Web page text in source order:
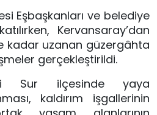
Eşbaşkanları ve belediye
Kervansaray’dan
kadar uzanan güzergâhta
gerçekleştirildi.
Sur ilçesinde yaya
kaldırım işgallerinin